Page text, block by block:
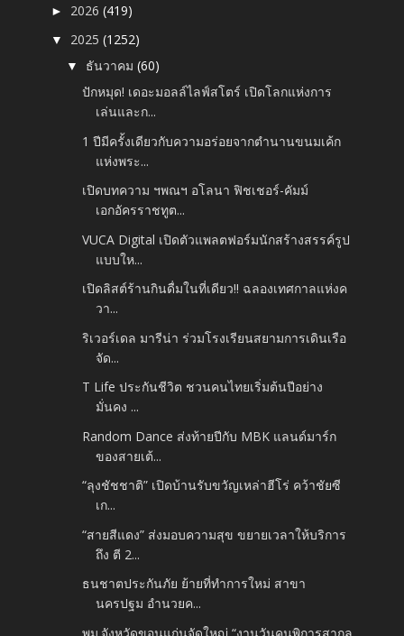
► 2026(419)
▼ 2025(1252)
▼ ธันวาคม(60)
ปักหมุด! เดอะมอลล์ไลฟ์สโตร์ เปิดโลกแห่งการ
เล่นและก...
1 ปีมีครั้งเดียวกับความอร่อยจากตำนานขนมเค้ก
แห่งพระ...
เปิดบทความ ฯพณฯ อโลนา ฟิชเชอร์-คัมม์
เอกอัครราชทูต...
VUCA Digital เปิดตัวแพลตฟอร์มนักสร้างสรรค์รูป
แบบให...
เปิดลิสต์ร้านกินดื่มในที่เดียว!! ฉลองเทศกาลแห่งค
วา...
ริเวอร์เดล มารีน่า ร่วมโรงเรียนสยามการเดินเรือ
จัด...
T Life ประกันชีวิต ชวนคนไทยเริ่มต้นปีอย่าง
มั่นคง ...
Random Dance ส่งท้ายปีกับ MBK แลนด์มาร์ก
ของสายเต้...
“ลุงชัชชาติ” เปิดบ้านรับขวัญเหล่าฮีโร่ คว้าชัยซี
เก...
“สายสีแดง” ส่งมอบความสุข ขยายเวลาให้บริการ
ถึง ตี 2...
ธนชาตประกันภัย ย้ายที่ทำการใหม่ สาขา
นครปฐม อำนวยค...